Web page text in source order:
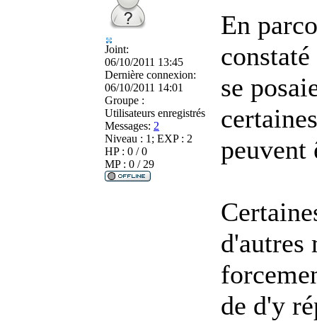
Joint:
06/10/2011 13:45
Dernière connexion:
06/10/2011 14:01
Groupe :
Utilisateurs enregistrés
Messages: 2
Niveau : 1; EXP : 2
HP : 0 / 0
MP : 0 / 29
En
se
peuvent
d'autres
de d'y